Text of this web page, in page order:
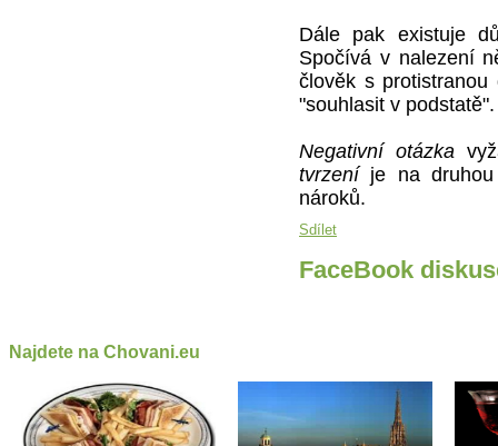
Dále pak existuje
Spočívá v nalezení
člověk s
"souhlasit v podstatě".
Negativní otázka
tvrzení je na
nároků.
Sdílet
FaceBook
Najdete na Chovani.eu